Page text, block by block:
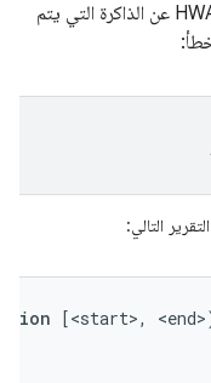
يصف هذا الحقل المعلومات التي يعرفها HWASan عن الذاكرة التي يتم
التالي: